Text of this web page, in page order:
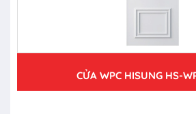
CỬA WPC HISUNG HS-